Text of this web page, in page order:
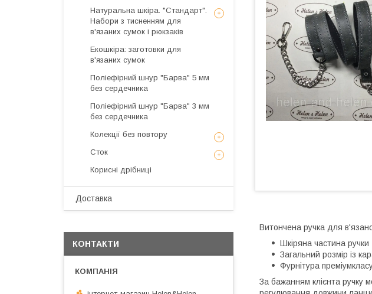
Витончена ручка для
Шкіряна частина
Загальний розмір із
Фурнітура
За бажанням клієнта ручку
Натуральна шкіра. "Стандарт".
Набори з тисненням для
в'язаних сумок і рюкзаків
Екошкіра: заготовки для
в'язаних сумок
Поліефірний шнур "Барва" 5 мм
без сердечника
Поліефірний шнур "Барва" 3 мм
без сердечника
Колекції без повтору
Сток
Корисні дрібниці
Доставка
КОНТАКТИ